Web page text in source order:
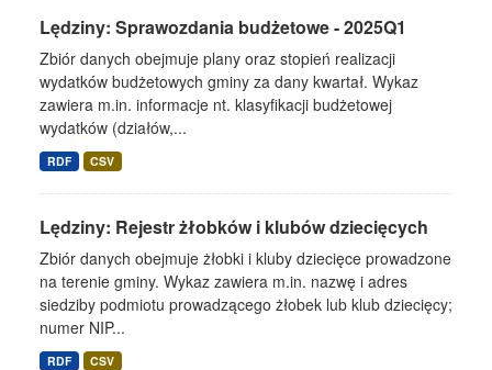
Lędziny: Sprawozdania budżetowe - 2025Q1
Zbiór danych obejmuje plany oraz stopień realizacji
wydatków budżetowych gminy za dany kwartał. Wykaz
zawiera m.in. informacje nt. klasyfikacji budżetowej
wydatków (działów,...
RDF CSV
Lędziny: Rejestr żłobków i klubów dziecięcych
Zbiór danych obejmuje żłobki i kluby dziecięce prowadzone
na terenie gminy. Wykaz zawiera m.in. nazwę i adres
siedziby podmiotu prowadzącego żłobek lub klub dziecięcy;
numer NIP...
RDF CSV